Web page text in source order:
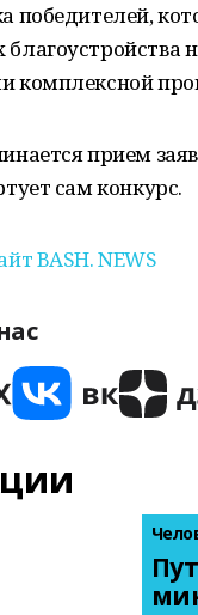
победителей,
комплексной
прием
сам конкурс.
BASH. NEWS